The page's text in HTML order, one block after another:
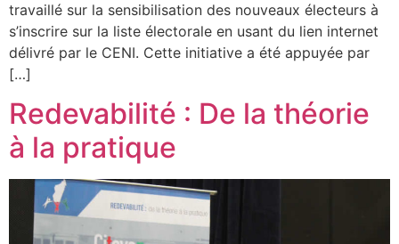
travaillé sur la sensibilisation des nouveaux électeurs à
s’inscrire sur la liste électorale en usant du lien internet
délivré par le CENI. Cette initiative a été appuyée par
[…]
Redevabilité : De la théorie
à la pratique